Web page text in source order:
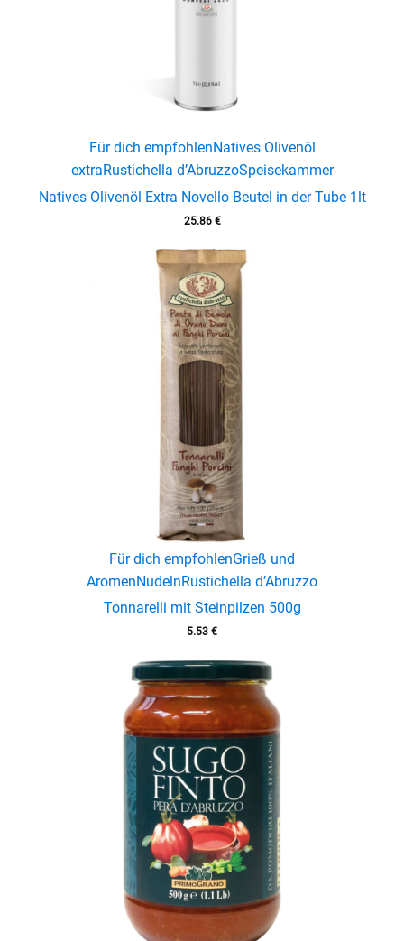
Für dich empfohlenNatives Olivenöl
extraRustichella d’AbruzzoSpeisekammer
Natives Olivenöl Extra Novello Beutel in der Tube 1lt
25.86 €
Für dich empfohlenGrieß und
AromenNudelnRustichella d’Abruzzo
Tonnarelli mit Steinpilzen 500g
5.53 €